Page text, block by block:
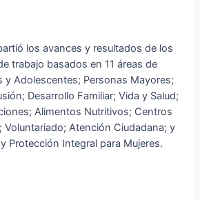
los avances y resultados de los
trabajo basados en 11 áreas de
y Adolescentes; Personas Mayores;
Desarrollo Familiar; Vida y Salud;
Alimentos Nutritivos; Centros
Voluntariado; Atención Ciudadana; y
Protección Integral para Mujeres.